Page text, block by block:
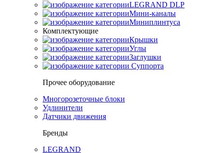
LEGRAND DLP
Мини-каналы
Миниплинтуса
Комплектующие
Крышки
Углы
Заглушки
Суппорта
Прочее оборудование
Многорозеточные блоки
Удлинители
Датчики движения
Бренды
LEGRAND